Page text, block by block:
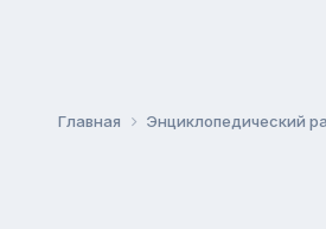
Главная Энциклопедический